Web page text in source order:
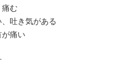
む
吐き気がある
痛い